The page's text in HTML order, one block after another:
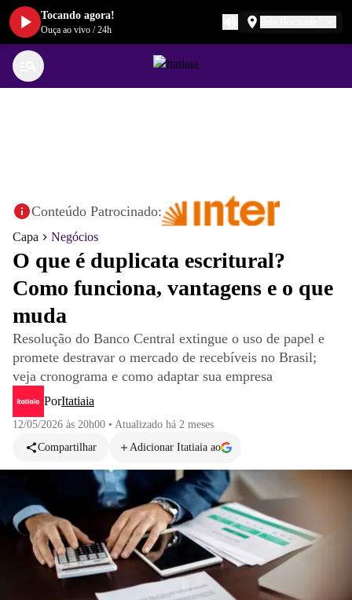
Conteúdo Patrocinado:
Capa Negócios
O que é duplicata escritural?
Como funciona, vantagens e o que
muda
Resolução do Banco Central extingue o uso de papel e
promete destravar o mercado de recebíveis no Brasil;
veja cronograma e como adaptar sua empresa
PorItatiaia
12/05/2026 às 20h00 • Atualizado há 2 meses
Compartilhar
Adicionar Itatiaia ao
Tocando agora!
Ouça ao vivo /24h